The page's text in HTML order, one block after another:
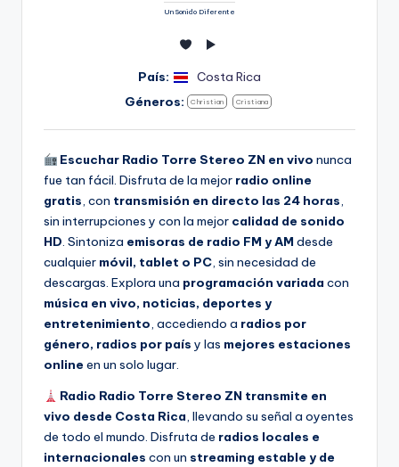
Un Sonido Diferente
País:
Costa Rica
Géneros:
Christian Cristiana
Escuchar Radio Torre Stereo ZN en vivo nunca
fue tan fácil. Disfruta de la mejor radio online
gratis, con transmisión en directo las 24 horas,
sin interrupciones y con la mejor calidad de sonido
HD. Sintoniza emisoras de radio FM y AM desde
cualquier móvil, tablet o PC, sin necesidad de
descargas. Explora una programación variada con
música en vivo, noticias, deportes y
entretenimiento, accediendo a radios por
género, radios por país y las mejores estaciones
online en un solo lugar.
Radio Radio Torre Stereo ZN transmite en
vivo desde Costa Rica, llevando su señal a oyentes
de todo el mundo. Disfruta de radios locales e
internacionales con un streaming estable y de